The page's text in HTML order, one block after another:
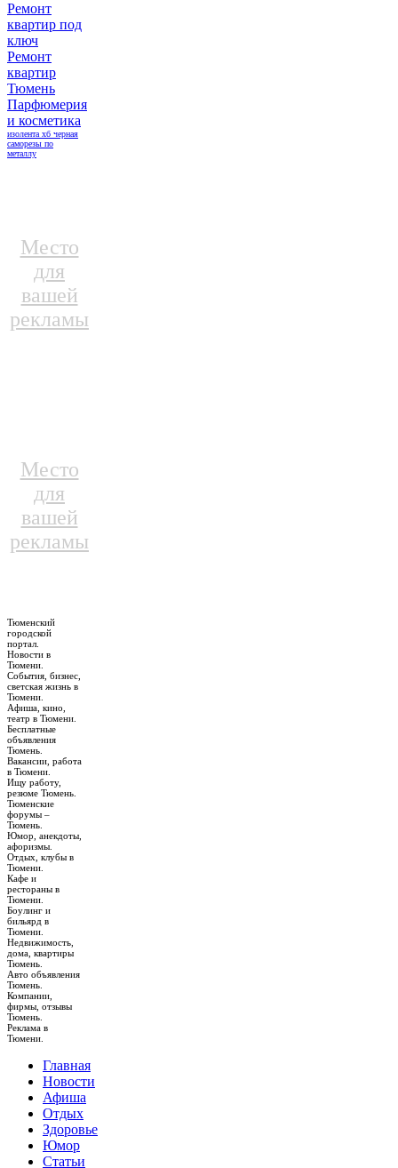
Ремонт
квартир под
ключ
Ремонт
квартир
Тюмень
Парфюмерия
и косметика
изолента хб черная
саморезы по
металлу
Место
для
вашей
рекламы
Место
для
вашей
рекламы
Тюменский
городской
портал.
Новости в
Тюмени.
События, бизнес,
светская жизнь в
Тюмени.
Афиша, кино,
театр в Тюмени.
Бесплатные
объявления
Тюмень.
Вакансии, работа
в Тюмени.
Ищу работу,
резюме Тюмень.
Тюменские
форумы –
Тюмень.
Юмор, анекдоты,
афоризмы.
Отдых, клубы в
Тюмени.
Кафе и
рестораны в
Тюмени.
Боулинг и
бильярд в
Тюмени.
Недвижимость,
дома, квартиры
Тюмень.
Авто объявления
Тюмень.
Компании,
фирмы, отзывы
Тюмень.
Реклама в
Тюмени.
Главная
Новости
Афиша
Отдых
Здоровье
Юмор
Статьи